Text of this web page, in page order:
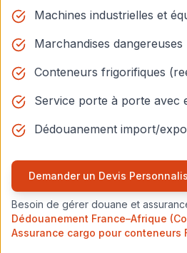
Machines industrielles et
Marchandises dangereuses
Conteneurs frigorifiques
Service porte à porte avec
Dédouanement import/
Demander un Devis
Besoin de gérer douane et
Dédouanement France–Afrique
Assurance cargo pour conteneurs